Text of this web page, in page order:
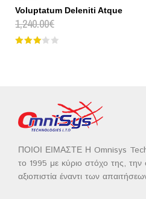
Voluptatum Deleniti Atque
1,240.00€
ΠΟΙΟΙ ΕΙΜΑΣΤΕ Η Omnisys
το 1995 με κύριο στόχο της, την
αξιοπιστία έναντι των